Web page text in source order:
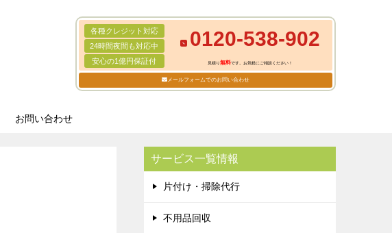
各種クレジット対応
24時間夜間も対応中
安心の1億円保証付
0120-538-902
見積り無料です。お気軽にご相談ください！
メールフォームでのお問い合わせ
お問い合わせ
サービス一覧情報
片付け・掃除代行
不用品回収